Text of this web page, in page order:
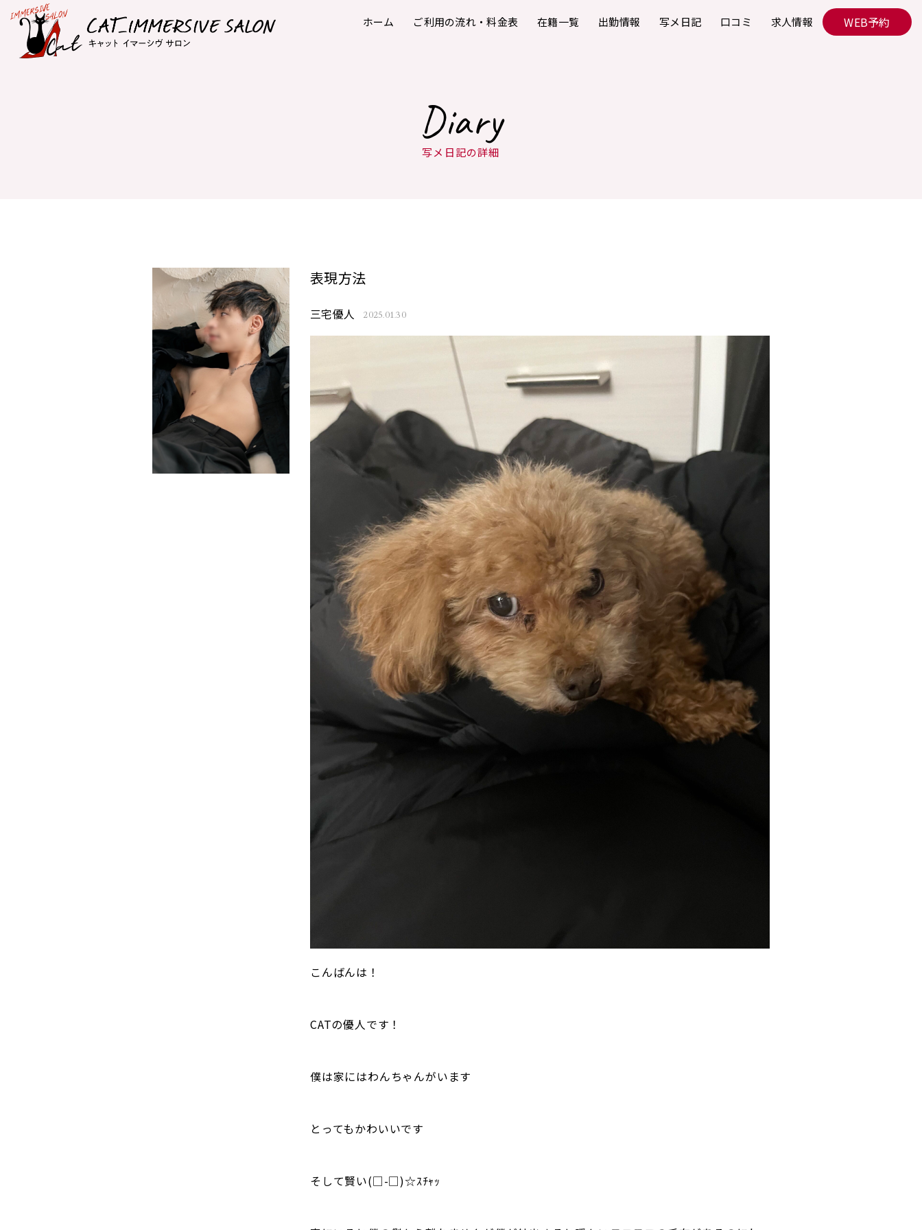
ホーム ご利用の流れ・料金表 在籍一覧 出勤情報 写メ日記 口コミ 求人情報 WEB予約
Diary
写メ日記の詳細
表現方法
三宅優人 2025.01.30
こんばんは！
CATの優人です！
僕は家にはわんちゃんがいます
とってもかわいいです
そして賢い(□-□)☆ｽﾁｬｯ